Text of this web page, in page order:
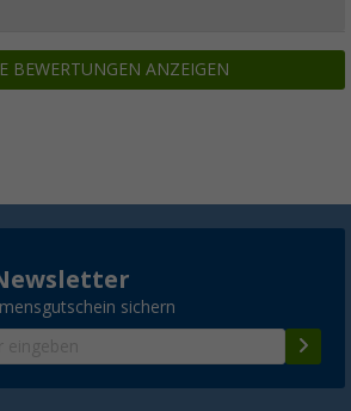
BEWERTUNGEN ANZEIGEN
sichern